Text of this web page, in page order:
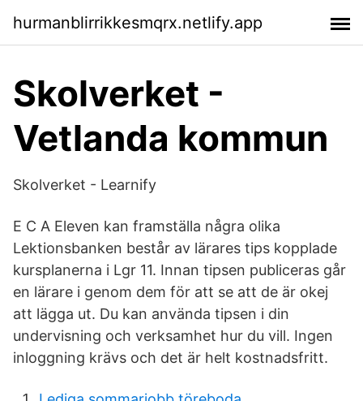
hurmanblirrikkesmqrx.netlify.app
Skolverket -
Vetlanda kommun
Skolverket - Learnify
E C A Eleven kan framställa några olika
Lektionsbanken består av lärares tips kopplade
kursplanerna i Lgr 11. Innan tipsen publiceras går
en lärare i genom dem för att se att de är okej
att lägga ut. Du kan använda tipsen i din
undervisning och verksamhet hur du vill. Ingen
inloggning krävs och det är helt kostnadsfritt.